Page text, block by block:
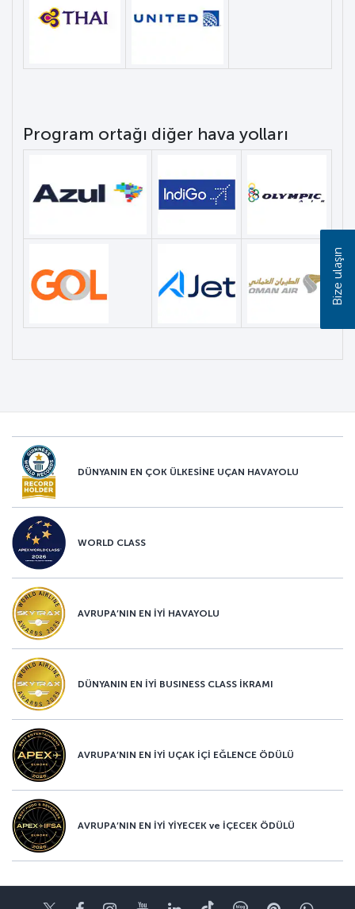
Program ortağı diğer hava yolları
DÜNYANIN EN ÇOK ÜLKESİNE UÇAN HAVAYOLU
WORLD CLASS
AVRUPA’NIN EN İYİ HAVAYOLU
DÜNYANIN EN İYİ BUSINESS CLASS İKRAMI
AVRUPA’NIN EN İYİ UÇAK İÇİ EĞLENCE ÖDÜLÜ
AVRUPA’NIN EN İYİ YİYECEK ve İÇECEK ÖDÜLÜ
Bize ulaşın